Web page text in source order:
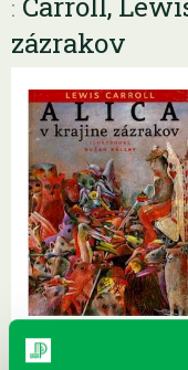
:
zázrakov